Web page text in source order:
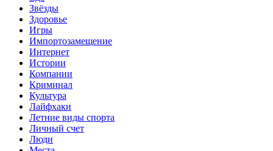
Звёзды
Здоровье
Игры
Импортозамещение
Интернет
Истории
Компании
Криминал
Культура
Лайфхаки
Летние виды спорта
Личный счет
Люди